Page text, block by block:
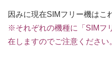
因みに現在SIMフリー機はこ
※それぞれの機種に「SIMフ
在しますのでご注意ください